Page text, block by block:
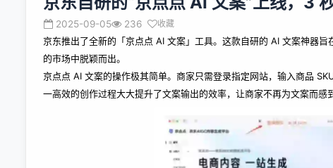
2025-09-05 236 收藏
京东推出了全新的「京点点 AI 文案」工具。这款自研的 AI 文案神器
的市场中脱颖而出。
京点点 AI 文案的操作极其简单。商家只需登录指定网站，输入商品
一高效的创作过程大大提升了文案输出的效率，让商家不再为文案而感